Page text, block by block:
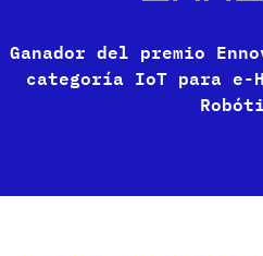
Ganador del premio
categoría IoT para e-